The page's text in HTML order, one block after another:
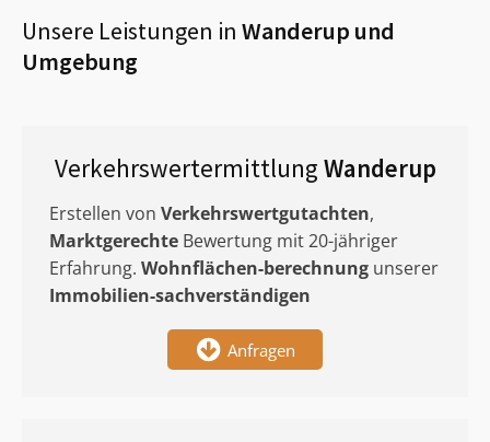
Unsere Leistungen in Wanderup und
Umgebung
Verkehrswertermittlung Wanderup
Erstellen von Verkehrswertgutachten,
Marktgerechte Bewertung mit 20-jähriger
Erfahrung. Wohnflächen-berechnung unserer
Immobilien-sachverständigen
Anfragen